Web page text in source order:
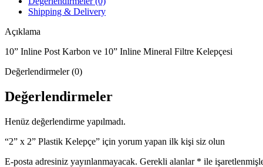
Shipping & Delivery
Açıklama
10” Inline Post Karbon ve 10” Inline Mineral Filtre Kelepçesi
Değerlendirmeler (0)
Değerlendirmeler
Henüz değerlendirme yapılmadı.
“2” x 2” Plastik Kelepçe” için yorum yapan ilk kişi siz olun
E-posta adresiniz yayınlanmayacak. Gerekli alanlar * ile